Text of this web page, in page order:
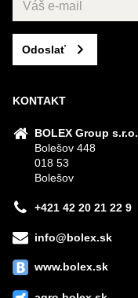
Odoslať
KONTAKT
BOLEX Group s.r.o.
Bolešov 448
018 53
Bolešov
+421 42 20 21 22 9
info@bolex.sk
www.bolex.sk